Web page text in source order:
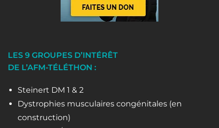
LES 9 GROUPES D’INTÉRÊT
DE L’AFM-TÉLÉTHON :
Steinert DM 1 & 2
Dystrophies musculaires congénitales (en
construction)